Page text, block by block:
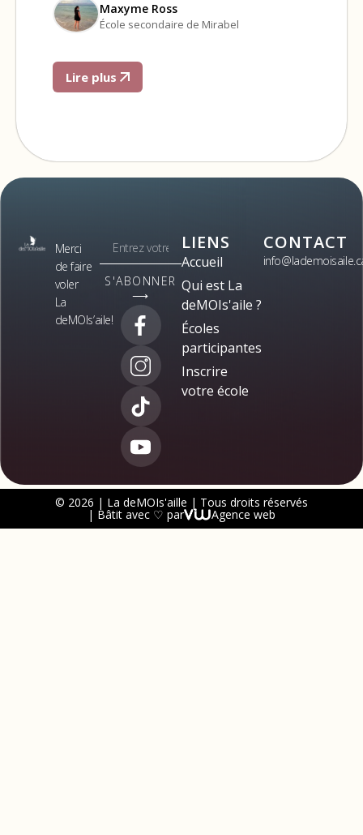
Maxyme Ross
École secondaire de Mirabel
Lire plus
Merci
de faire
voler
La
deMOIs’aile!
S'ABONNER
⟶
LIENS
Accueil
Qui est La
deMOIs'aile ?
Écoles
participantes
Inscrire
votre école
CONTACT
© 2026 | La deMOIs'aille | Tous droits réservés
| Bâtit avec ♡ par Agence web